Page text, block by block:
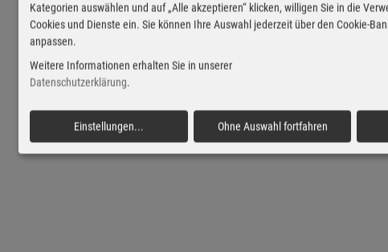
Kategorien auswählen und auf „Alle akzeptieren“ klicken, willigen Sie in die
Cookies und Dienste ein. Sie können Ihre Auswahl jederzeit über den Cookie-
anpassen.
Weitere Informationen erhalten Sie in unserer
Datenschutzerklärung.
Einstellungen... Ohne Auswahl fortfahren